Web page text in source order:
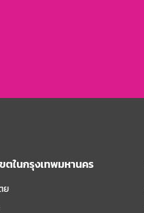
ตในกรุงเทพมหานคร
ย